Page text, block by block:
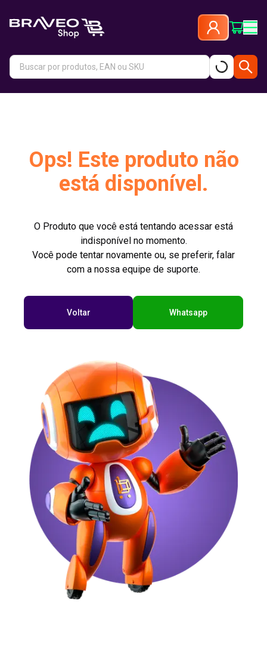
Ops! Este produto não
está disponível.
O Produto que você está tentando acessar está
indisponível no momento.
Você pode tentar novamente ou, se preferir, falar
com a nossa equipe de suporte.
Voltar Whatsapp